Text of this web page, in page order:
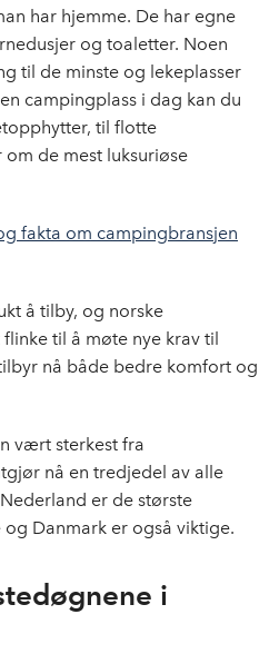
har hjemme. De har egne
og toaletter. Noen
til de minste og lekeplasser
campingplass i dag kan du
til flotte
de mest luksuriøse
fakta om campingbransjen
å tilby, og norske
til å møte nye krav til
nå både bedre komfort og
vært sterkest fra
nå en tredjedel av alle
er de største
Danmark er også viktige.
i